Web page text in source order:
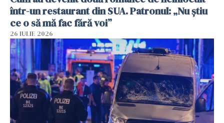
într-un restaurant din SUA. Patronul: „Nu știu
ce o să mă fac fără voi”
26 IULIE 2026